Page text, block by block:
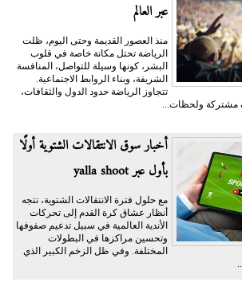
عبر العالم
منذ العصور القديمة وحتى اليوم، ظلت
الرياضة تحتل مكانة خاصة في قلوب
البشر، كونها وسيلة للتواصل، المنافسة
الشريفة، وبناء الروابط الاجتماعية.
تتجاوز الرياضة حدود الدول والثقافات،
مشتركة ولحظات...
أخبار سوق الانتقالات الشتوية أولًا
بأول عبر yalla shoot
مع حلول فترة الانتقالات الشتوية، تتجه
أنظار عشاق كرة القدم إلى تحركات
الأندية العالمية في سبيل تدعيم صفوفها
وتحسين مراكزها في البطولات
المختلفة. وفي ظل الزخم الكبير الذي